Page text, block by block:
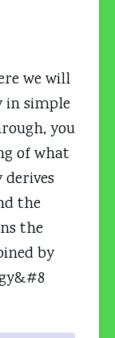
we will
in simple
you
of what
derives
the
the
by